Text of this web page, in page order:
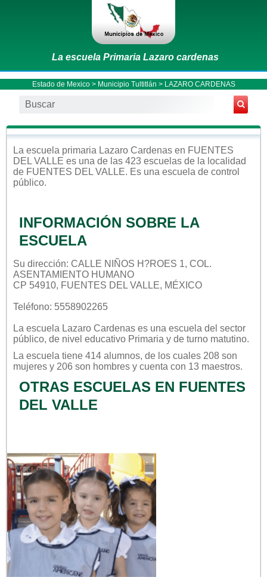
La escuela Primaria Lazaro cardenas
Estado de Mexico> Municipio Tultitlán > LAZARO CARDENAS
La escuela primaria Lazaro Cardenas en FUENTES
DEL VALLE es una de las 423 escuelas de la localidad
de FUENTES DEL VALLE. Es una escuela de control
público.
INFORMACIÓN SOBRE LA
ESCUELA
Su dirección: CALLE NIÑOS H?ROES 1, COL.
ASENTAMIENTO HUMANO
CP 54910, FUENTES DEL VALLE, MÉXICO
Teléfono: 5558902265
La escuela Lazaro Cardenas es una escuela del sector
público, de nivel educativo Primaria y de turno matutino.
La escuela tiene 414 alumnos, de los cuales 208 son
mujeres y 206 son hombres y cuenta con 13 maestros.
OTRAS ESCUELAS EN FUENTES
DEL VALLE